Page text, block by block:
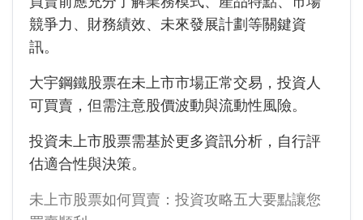
競爭力、財務績效、未來發展計劃等關鍵資
訊。
大宇鋼鐵股票在未上市市場正常交易，投資人
可買賣，但需注意股價波動與流動性風險。
投資未上市股票需基於更多資訊分析，自行評
估適合性與決策。
未上市股票如何買賣：投資攻略五大要點讓您